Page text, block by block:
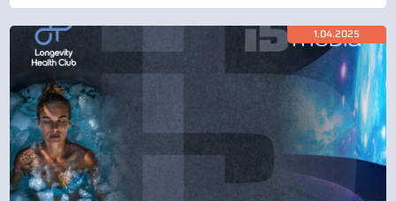
1.04.2025